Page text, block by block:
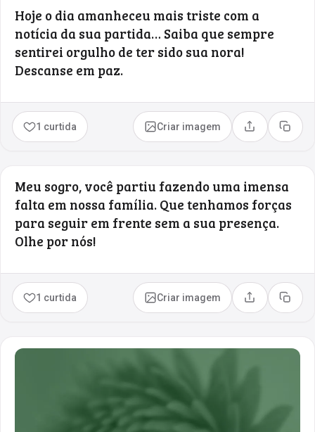
Hoje o dia amanheceu mais triste com a
notícia da sua partida… Saiba que sempre
sentirei orgulho de ter sido sua nora!
Descanse em paz.
1 curtida Criar imagem Compartilhar
Copiar
Meu sogro, você partiu fazendo uma imensa
falta em nossa família. Que tenhamos forças
para seguir em frente sem a sua presença.
Olhe por nós!
1 curtida Criar imagem Compartilhar
Copiar